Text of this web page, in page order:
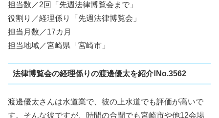
担当数／2回「先週法律博覧会まで」
役割り／経理係り「先週法律博覧会」
担当月数／17カ月
担当地域／宮崎県「宮崎市」
法律博覧会の経理係りの渡邊優太を紹介!No.3562
渡邊優太さんは水道業で、彼の上水道でも評価が高いで
す。そんな彼ですが、時間の合間でも宮崎市や他12会場